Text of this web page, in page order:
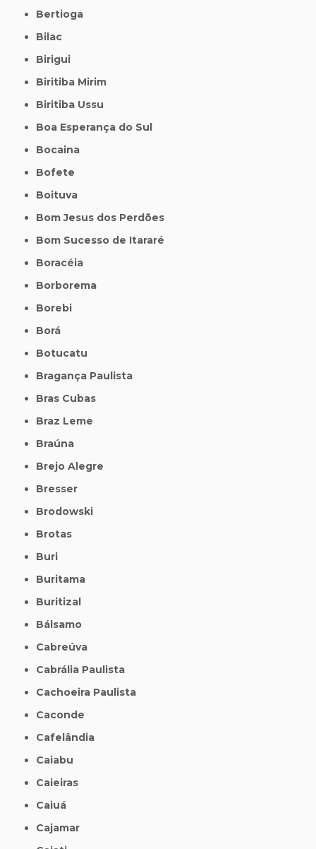
Bertioga
Bilac
Birigui
Biritiba Mirim
Biritiba Ussu
Boa Esperança do Sul
Bocaina
Bofete
Boituva
Bom Jesus dos Perdões
Bom Sucesso de Itararé
Boracéia
Borborema
Borebi
Borá
Botucatu
Bragança Paulista
Bras Cubas
Braz Leme
Braúna
Brejo Alegre
Bresser
Brodowski
Brotas
Buri
Buritama
Buritizal
Bálsamo
Cabreúva
Cabrália Paulista
Cachoeira Paulista
Caconde
Cafelândia
Caiabu
Caieiras
Caiuá
Cajamar